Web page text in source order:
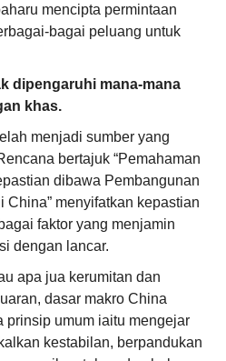
mencipta permintaan
bagai peluang untuk
dipengaruhi mana-mana
khas.
menjadi sumber yang
bertajuk “Pemahaman
dibawa Pembangunan
China” menyifatkan kepastian
faktor yang menjamin
dengan lancar.
apa jua kerumitan dan
dasar makro China
prinsip umum iaitu mengejar
kestabilan, berpandukan